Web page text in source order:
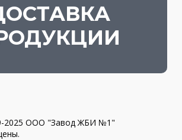
2025 ООО "Завод ЖБИ №1"